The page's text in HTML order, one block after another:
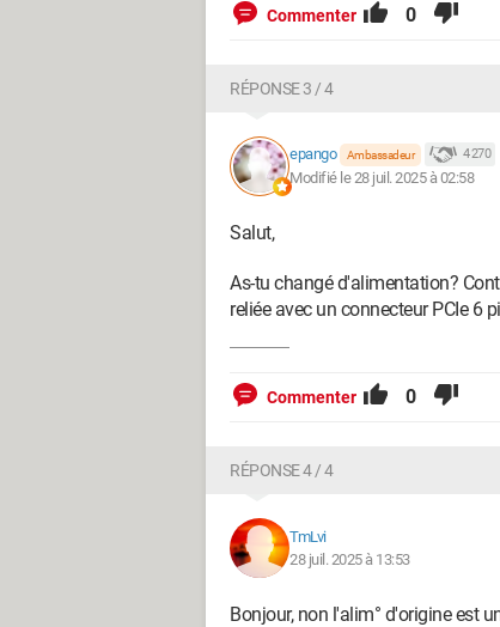
Commenter 0
RÉPONSE 3 / 4
epango Ambassadeur 4 270
Modifié le 28 juil. 2025 à 02:58
Salut,
As-tu changé d'alimentation?
reliée avec un connecteur PCIe 6
Commenter 0
RÉPONSE 4 / 4
TmLvi
28 juil. 2025 à 13:53
Bonjour, non l'alim° d'origine est